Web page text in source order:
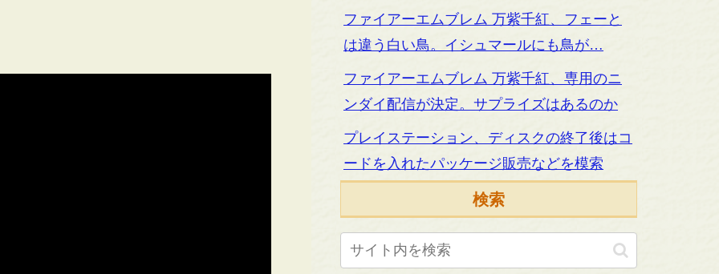
ファイアーエムブレム 万紫千紅、フェーと
は違う白い鳥。イシュマールにも鳥が…
ファイアーエムブレム 万紫千紅、専用のニ
ンダイ配信が決定。サプライズはあるのか
プレイステーション、ディスクの終了後はコ
ードを入れたパッケージ販売などを模索
検索